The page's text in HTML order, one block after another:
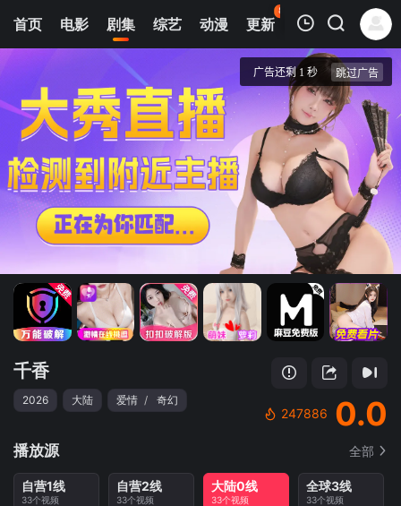
首页 电影 剧集 综艺 动漫 更新
88
热榜 APP
我的观影记录
第14集
千香
清空
千香
2026 大陆 爱情 / 奇幻
247886 0.0
播放源 全部
自营1线
33个视频
自营2线
33个视频
大陆0线
33个视频
全球3线
33个视频